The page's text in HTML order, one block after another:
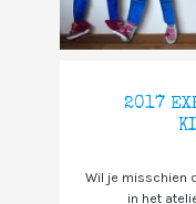
2017
Wil je misschien
in het